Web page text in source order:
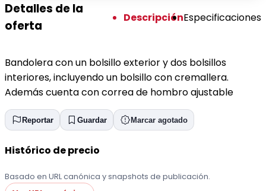
Detalles de la
oferta
DescripciónEspecificaciones
Bandolera con un bolsillo exterior y dos bolsillos
interiores, incluyendo un bolsillo con cremallera.
Además cuenta con correa de hombro ajustable
Reportar Guardar Marcar agotado
Histórico de precio
Basado en URL canónica y snapshots de publicación.